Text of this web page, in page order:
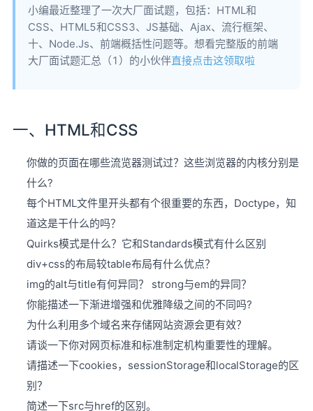
小编最近整理了一次大厂面试题，包括：HTML和
CSS、HTML5和CSS3、JS基础、Ajax、流行框架、
十、Node.Js、前端概括性问题等。想看完整版的前端
大厂面试题汇总（1）的小伙伴直接点击这领取啦
一、HTML和CSS
你做的页面在哪些流览器测试过？这些浏览器的内核分别是
什么?
每个HTML文件里开头都有个很重要的东西，Doctype，知
道这是干什么的吗？
Quirks模式是什么？它和Standards模式有什么区别
div+css的布局较table布局有什么优点？
img的alt与title有何异同？ strong与em的异同？
你能描述一下渐进增强和优雅降级之间的不同吗?
为什么利用多个域名来存储网站资源会更有效？
请谈一下你对网页标准和标准制定机构重要性的理解。
请描述一下cookies，sessionStorage和localStorage的区
别？
简述一下src与href的区别。